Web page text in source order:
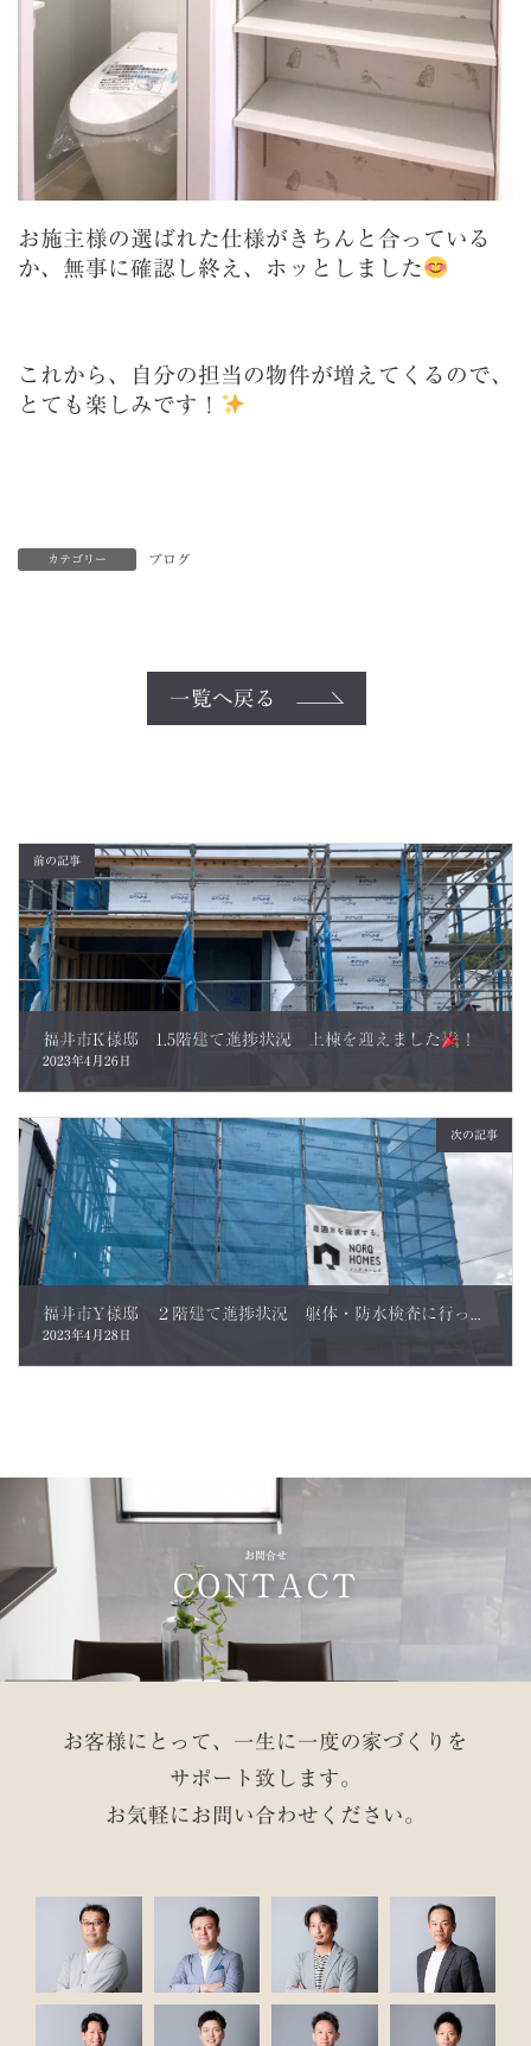
お施主様の選ばれた仕様がきちんと合っている
か、無事に確認し終え、ホッとしました
これから、自分の担当の物件が増えてくるので、
とても楽しみです！
カテゴリー ブログ
一覧へ戻る
前の記事
福井市K様邸 1.5階建て進捗状況 上棟を迎えました ！
2023年4月26日
次の記事
2023年4月28日
お問合せ
CONTACT
お客様にとって、一生に一度の家づくりを
サポート致します。
お気軽にお問い合わせください。